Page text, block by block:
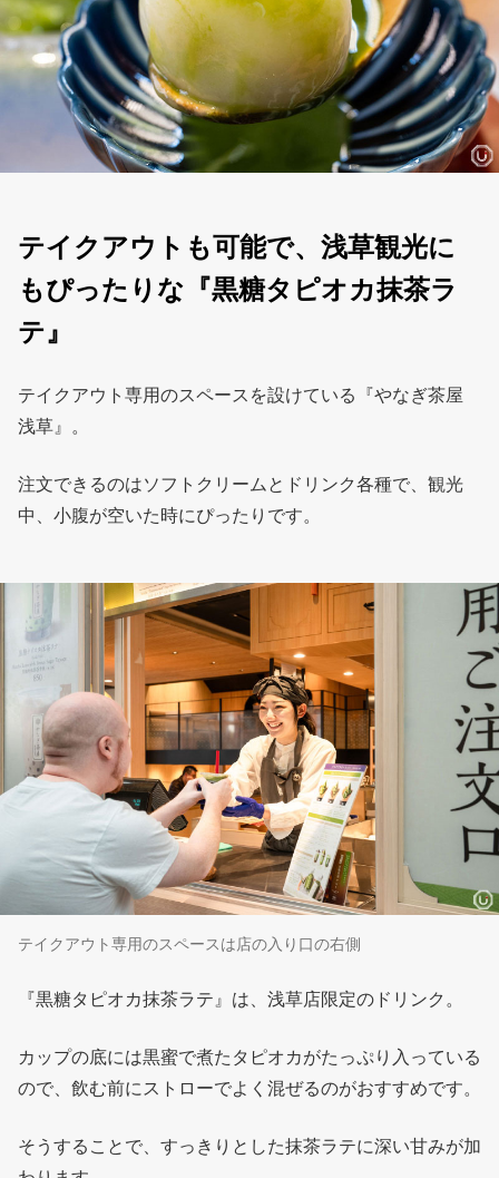
テイクアウトも可能で、浅草観光に
もぴったりな『黒糖タピオカ抹茶ラ
テ』
テイクアウト専用のスペースを設けている『やなぎ茶屋
浅草』。
注文できるのはソフトクリームとドリンク各種で、観光
中、小腹が空いた時にぴったりです。
テイクアウト専用のスペースは店の入り口の右側
『黒糖タピオカ抹茶ラテ』は、浅草店限定のドリンク。
カップの底には黒蜜で煮たタピオカがたっぷり入っている
ので、飲む前にストローでよく混ぜるのがおすすめです。
そうすることで、すっきりとした抹茶ラテに深い甘みが加